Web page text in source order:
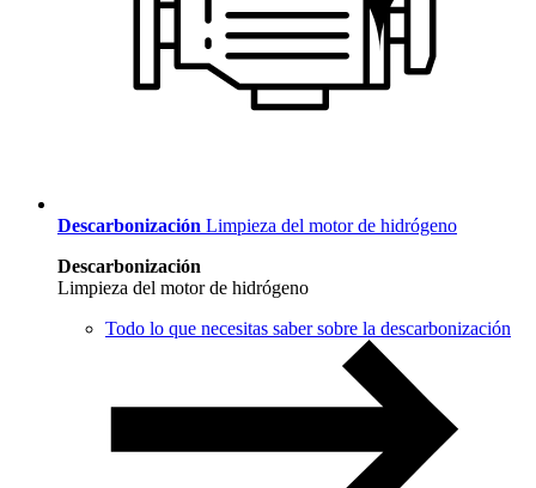
Descarbonización Limpieza del motor de hidrógeno
Descarbonización
Limpieza del motor de hidrógeno
Todo lo que necesitas saber sobre la descarbonización